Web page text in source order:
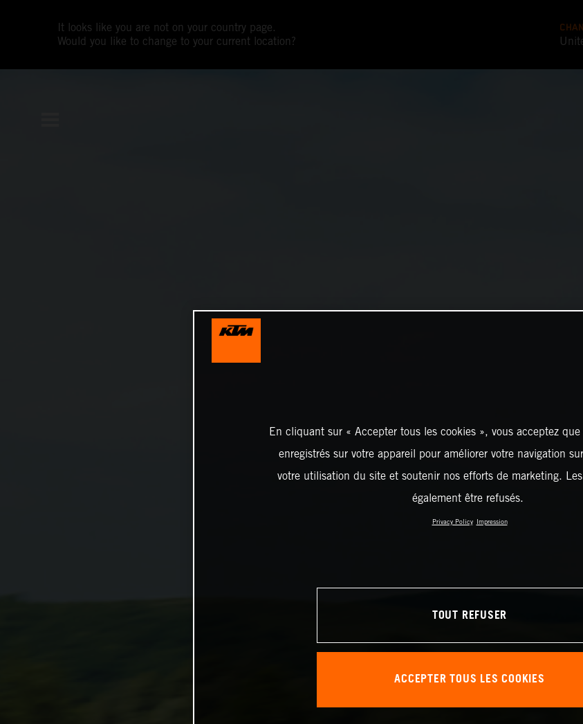
It looks like you are not on your country page.
Would you like to change to your current location?
En cliquant sur « Accepter tous les cookies », vous acceptez
enregistrés sur votre appareil pour améliorer votre navigation
votre utilisation du site et soutenir nos efforts de marketing.
également être refusés.
Privacy Policy Impression
TOUT REFUSER
ACCEPTER TOUS LES COOKIES